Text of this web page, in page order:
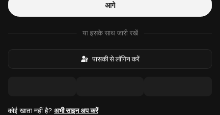
आगे
या इसके साथ जारी रखें
पासकी से लॉगिन करें
कोई खाता नहीं है? अभी साइन अप करें